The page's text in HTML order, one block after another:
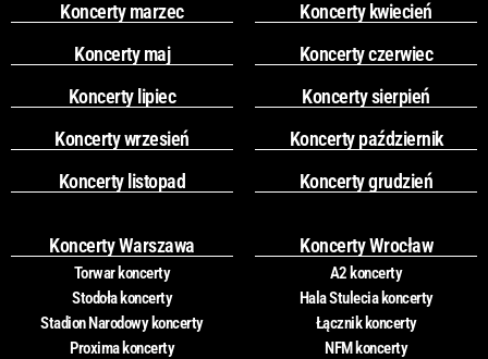
Koncerty marzec
Koncerty kwiecień
Koncerty maj
Koncerty czerwiec
Koncerty lipiec
Koncerty sierpień
Koncerty wrzesień
Koncerty październik
Koncerty listopad
Koncerty grudzień
Koncerty Warszawa
Torwar koncerty
Stodoła koncerty
Stadion Narodowy koncerty
Proxima koncerty
Koncerty Wrocław
A2 koncerty
Hala Stulecia koncerty
Łącznik koncerty
NFM koncerty